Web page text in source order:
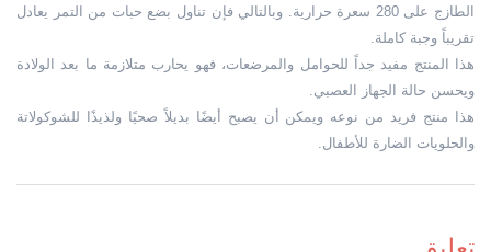
الطازج على 280 سعرة حرارية. وبالتالي فإن تناول بضع حبات من التمر يعادل
تقريباً وجبة كاملة.
هذا المنتج مفيد جداً للحوامل والمرضعات، فهو يحارب متلازمة ما بعد الولادة
ويحسن حالة الجهاز العصبي.
هذا منتج فريد من نوعه ويمكن أن يصبح أيضًا بديلاً صحيًا ولذيذًا للشوكولاتة
والحلويات الضارة للأطفال.